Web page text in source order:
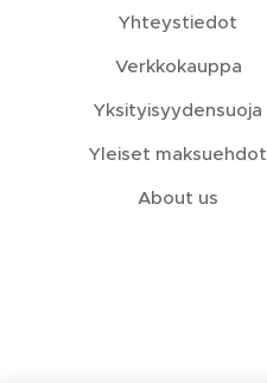
Yhteystiedot
Verkkokauppa
Yksityisyydensuoja
Yleiset maksuehdot
About us